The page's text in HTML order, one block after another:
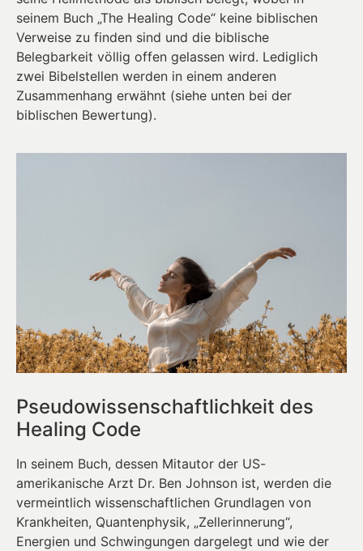
seinem Buch „The Healing Code“ keine biblischen
Verweise zu finden sind und die biblische
Belegbarkeit völlig offen gelassen wird. Lediglich
zwei Bibelstellen werden in einem anderen
Zusammenhang erwähnt (siehe unten bei der
biblischen Bewertung).
Pseudowissenschaftlichkeit des
Healing Code
In seinem Buch, dessen Mitautor der US-
amerikanische Arzt Dr. Ben Johnson ist, werden die
vermeintlich wissenschaftlichen Grundlagen von
Krankheiten, Quantenphysik, „Zellerinnerung“,
Energien und Schwingungen dargelegt und wie der